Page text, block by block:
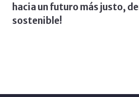
hacia un futuro más justo,
sostenible!